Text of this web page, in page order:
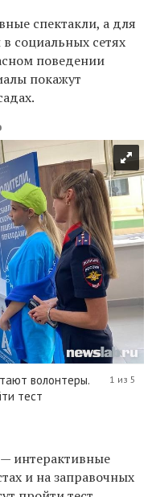
спектакли, а для
социальных сетях
поведении
покажут
волонтеры.
тест
1 из 5
интерактивные
и на заправочных